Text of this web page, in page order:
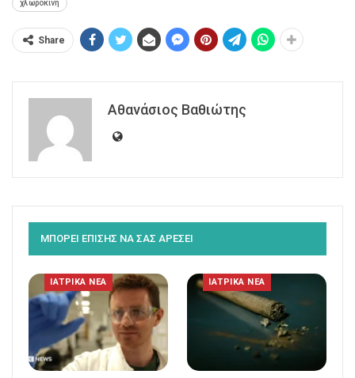
χλωροκίνη
Share
Αθανάσιος Βαθιώτης
ΜΠΟΡΕΙ ΕΠΙΣΗΣ ΝΑ ΣΑΣ ΑΡΕΣΕΙ
ΙΑΤΡΙΚΑ ΝΕΑ ΙΑΤΡΙΚΑ ΝΕΑ